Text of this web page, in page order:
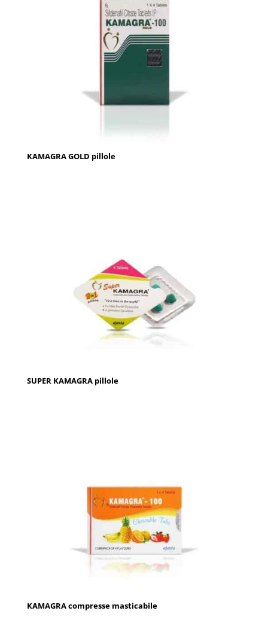
KAMAGRA GOLD pillole
SUPER KAMAGRA pillole
KAMAGRA compresse masticabile